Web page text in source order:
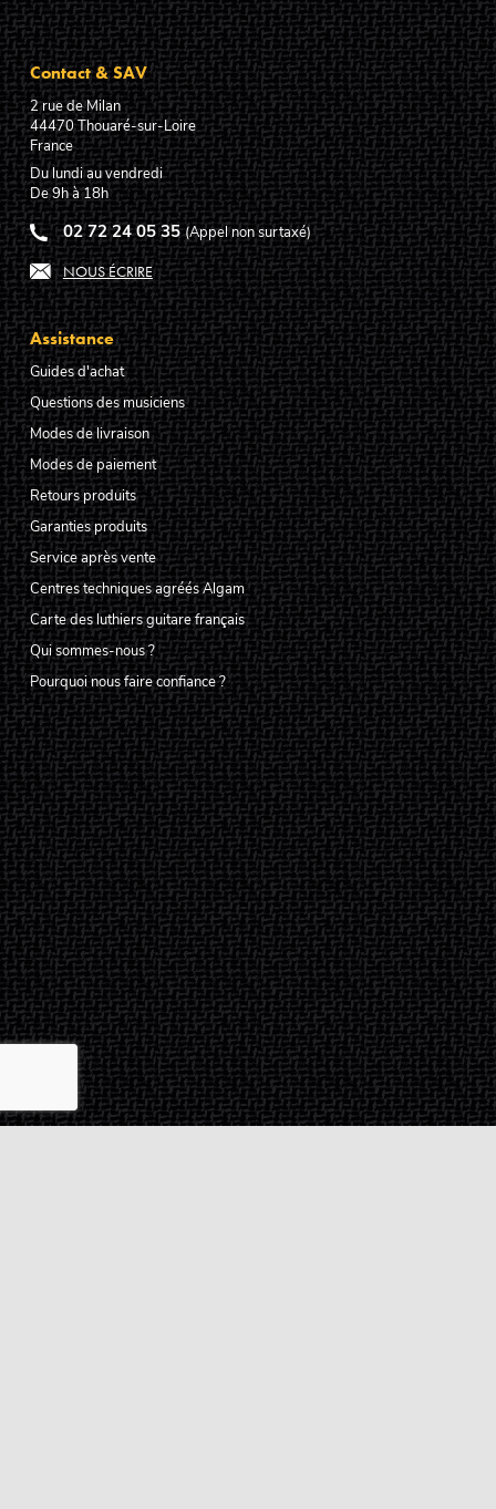
Contact & SAV
2 rue de Milan
44470Thouaré-sur-Loire
France
Du lundi au vendredi
De 9h à 18h
02 72 24 05 35 (Appel non surtaxé)
NOUS ÉCRIRE
Assistance
Guides d'achat
Questions des musiciens
Modes de livraison
Modes de paiement
Retours produits
Garanties produits
Service après vente
Centres techniques agréés Algam
Carte des luthiers guitare français
Qui sommes-nous ?
Pourquoi nous faire confiance ?